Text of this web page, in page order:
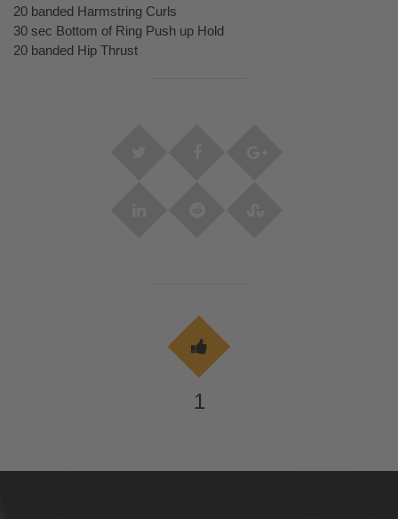
20 banded Harmstring Curls
30 sec Bottom of Ring Push up Hold
20 banded Hip Thrust
1